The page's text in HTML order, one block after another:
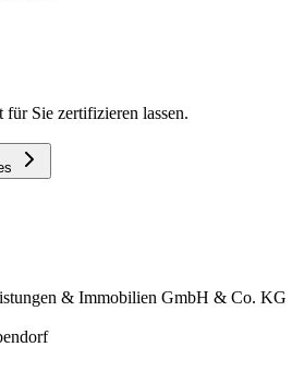
für Sie zertifizieren lassen.
& Immobilien GmbH & Co. KG